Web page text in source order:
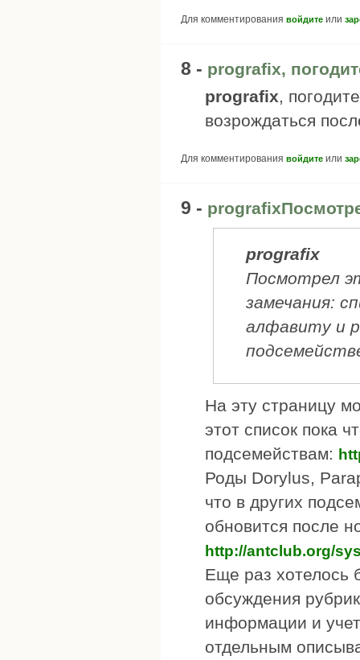
Для комментирования войдите или
8 - prografix,
prografix,
возрождаться
Для комментирования войдите или
9 -
prografix
Посмотрел
замечания:
алфавиту и
На эту страницу
этот список пока
подсемействам:
Роды Dorylus,
что в других
обновится после
http://antclub.org/
Еще раз хотелось
обсуждения
информации и
отдельным